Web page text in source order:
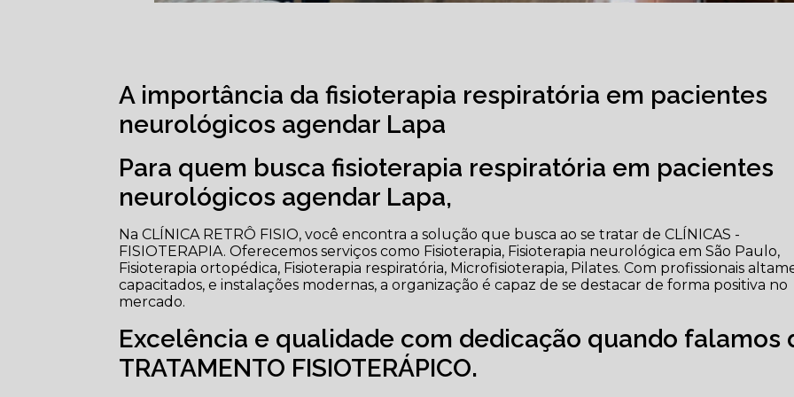
A importância da fisioterapia respiratória em pacientes
neurológicos agendar Lapa
Para quem busca fisioterapia respiratória em pacientes
neurológicos agendar Lapa,
Na CLÍNICA RETRÔ FISIO, você encontra a solução que busca ao se tratar de CLÍNICAS -
FISIOTERAPIA. Oferecemos serviços como Fisioterapia, Fisioterapia neurológica em São Paulo,
Fisioterapia ortopédica, Fisioterapia respiratória, Microfisioterapia, Pilates. Com profissionais
capacitados, e instalações modernas, a organização é capaz de se destacar de forma positiva no
mercado.
Excelência e qualidade com dedicação quando falamos
TRATAMENTO FISIOTERÁPICO.